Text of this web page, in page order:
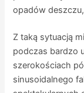
opadów
Z taką sytuacją
podczas bardzo
szerokościach
sinusoidalnego